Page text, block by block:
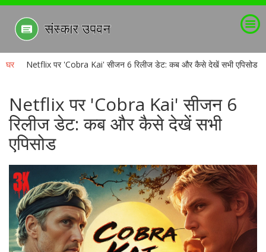
घर Netflix पर 'Cobra Kai' सीजन 6 रिलीज डेट: कब और कैसे देखें सभी एपिसोड
Netflix पर 'Cobra Kai' सीजन 6
रिलीज डेट: कब और कैसे देखें सभी
एपिसोड